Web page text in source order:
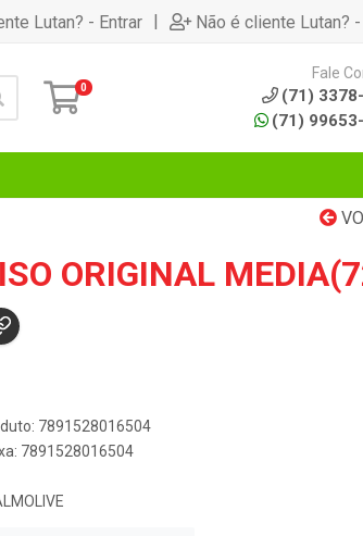
Lutan? - Entrar | Não é cliente Lutan?
0
Fale
(71)
(71)
ORIGINAL
7891528016504
7891528016504